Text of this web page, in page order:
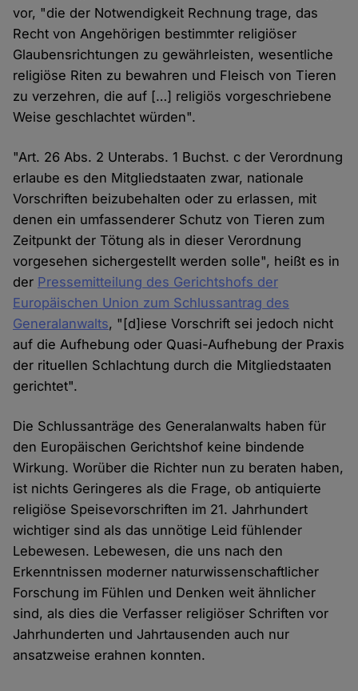
vor, "die der Notwendigkeit Rechnung trage, das
Recht von Angehörigen bestimmter religiöser
Glaubensrichtungen zu gewährleisten, wesentliche
religiöse Riten zu bewahren und Fleisch von Tieren
zu verzehren, die auf […] religiös vorgeschriebene
Weise geschlachtet würden".
"Art. 26 Abs. 2 Unterabs. 1 Buchst. c der Verordnung
erlaube es den Mitgliedstaaten zwar, nationale
Vorschriften beizubehalten oder zu erlassen, mit
denen ein umfassenderer Schutz von Tieren zum
Zeitpunkt der Tötung als in dieser Verordnung
vorgesehen sichergestellt werden solle", heißt es in
der Pressemitteilung des Gerichtshofs der
Europäischen Union zum Schlussantrag des
Generalanwalts, "[d]iese Vorschrift sei jedoch nicht
auf die Aufhebung oder Quasi-Aufhebung der Praxis
der rituellen Schlachtung durch die Mitgliedstaaten
gerichtet".
Die Schlussanträge des Generalanwalts haben für
den Europäischen Gerichtshof keine bindende
Wirkung. Worüber die Richter nun zu beraten haben,
ist nichts Geringeres als die Frage, ob antiquierte
religiöse Speisevorschriften im 21. Jahrhundert
wichtiger sind als das unnötige Leid fühlender
Lebewesen. Lebewesen, die uns nach den
Erkenntnissen moderner naturwissenschaftlicher
Forschung im Fühlen und Denken weit ähnlicher
sind, als dies die Verfasser religiöser Schriften vor
Jahrhunderten und Jahrtausenden auch nur
ansatzweise erahnen konnten.